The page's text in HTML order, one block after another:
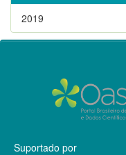
2019
Suportado por